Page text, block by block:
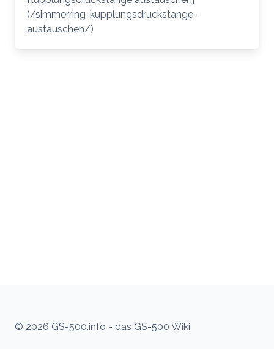
(/simmerring-kupplungsdruckstange-
austauschen/)
© 2026 GS-500.info - das GS-500 Wiki